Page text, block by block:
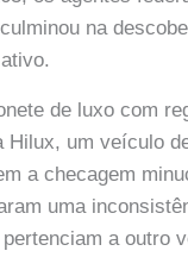
na
de luxo com
Hilux, um veículo
a checagem
uma
a outro